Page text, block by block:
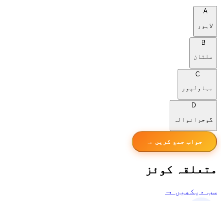
A
لاہور
B
ملتان
C
بہاولپور
D
گوجرانوالہ
جواب جمع کریں →
متعلقہ کوئز
سب دیکھیں →